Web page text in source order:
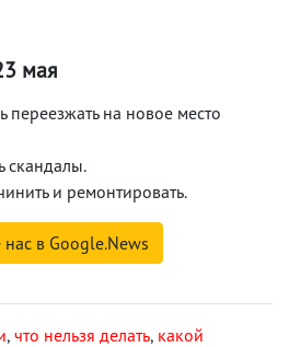
мая
переезжать на новое место
скандалы.
и ремонтировать.
нас в Google.News
, что нельзя делать, какой